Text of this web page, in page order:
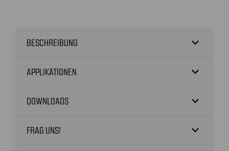
BESCHREIBUNG expand_more
APPLIKATIONEN expand_more
DOWNLOADS expand_more
FRAG UNS! expand_more